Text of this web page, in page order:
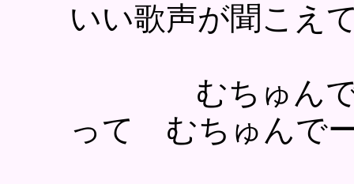
いい歌声が聞こえ
むちゅんで
って むちゅんで